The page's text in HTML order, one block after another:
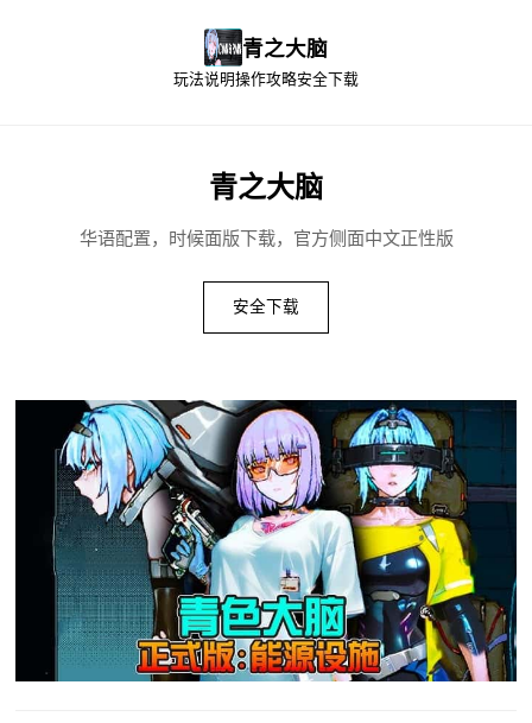
青之大脑
玩法说明操作攻略安全下载
青之大脑
华语配置，时候面版下载，官方侧面中文正性版
安全下载